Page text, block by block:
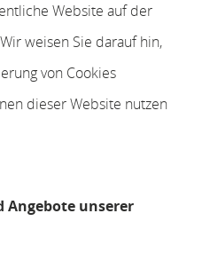
Website auf der
weisen Sie darauf hin,
von Cookies
dieser Website nutzen
Angebote unserer